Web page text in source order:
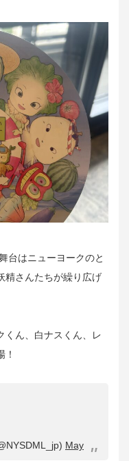
台はニューヨークのと
精さんたちが繰り広げ
くん、白ナスくん、レ
May